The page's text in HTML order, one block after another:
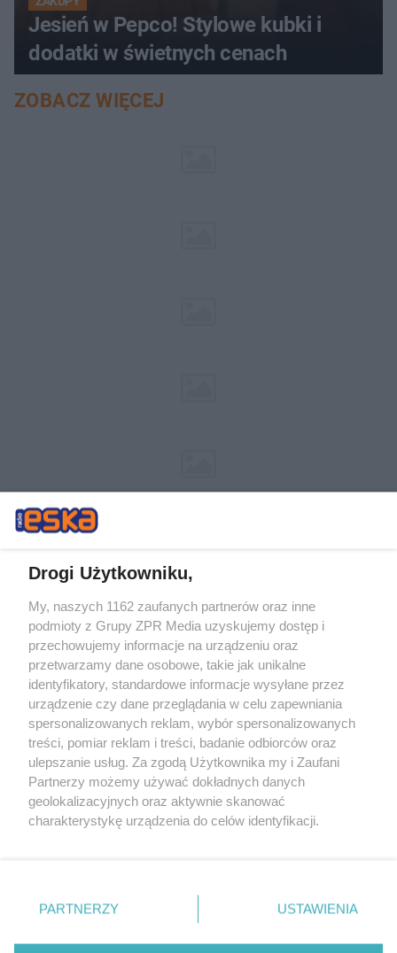
Jesień w Pepco! Stylowe kubki i
dodatki w świetnych cenach
ZOBACZ WIĘCEJ
Żaden utwór zamieszczony w serwisie nie może być powielany i
rozpowszechniany lub dalej rozpowszechniany w jakikolwiek sposób (w
tym także elektroniczny lub mechaniczny) na jakimkolwiek polu
eksploatacji w jakiejkolwiek formie, włącznie z umieszczaniem w
Internecie bez pisemnej zgody właściciela praw. Jakiekolwiek użycie lub
wykorzystanie utworów w całości lub w części z naruszeniem prawa,
tzn. bez właściwej zgody, jest zabronione pod groźbą kary i może być
ścigane prawnie.
© 2026 Grupa ZPR Media
Drogi Użytkowniku,
My, naszych 1162 zaufanych partnerów oraz inne
podmioty z Grupy ZPR Media uzyskujemy dostęp i
przechowujemy informacje na urządzeniu oraz
przetwarzamy dane osobowe, takie jak unikalne
identyfikatory, standardowe informacje wysyłane przez
urządzenie czy dane przeglądania w celu zapewniania
spersonalizowanych reklam, wybór spersonalizowanych
treści, pomiar reklam i treści, badanie odbiorców oraz
ulepszanie usług. Za zgodą Użytkownika my i Zaufani
Partnerzy możemy używać dokładnych danych
geolokalizacyjnych oraz aktywnie skanować
charakterystykę urządzenia do celów identyfikacji.
zmienić/wycofać klikając przycisk ustawień prywatności
znajdujący się w lewym dolnym rogu strony
rodzaje przetwarzania danych nie wymagają zgody
PARTNERZY USTAWIENIA